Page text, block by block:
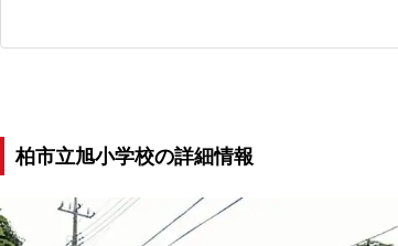
柏市立旭小学校の詳細情報